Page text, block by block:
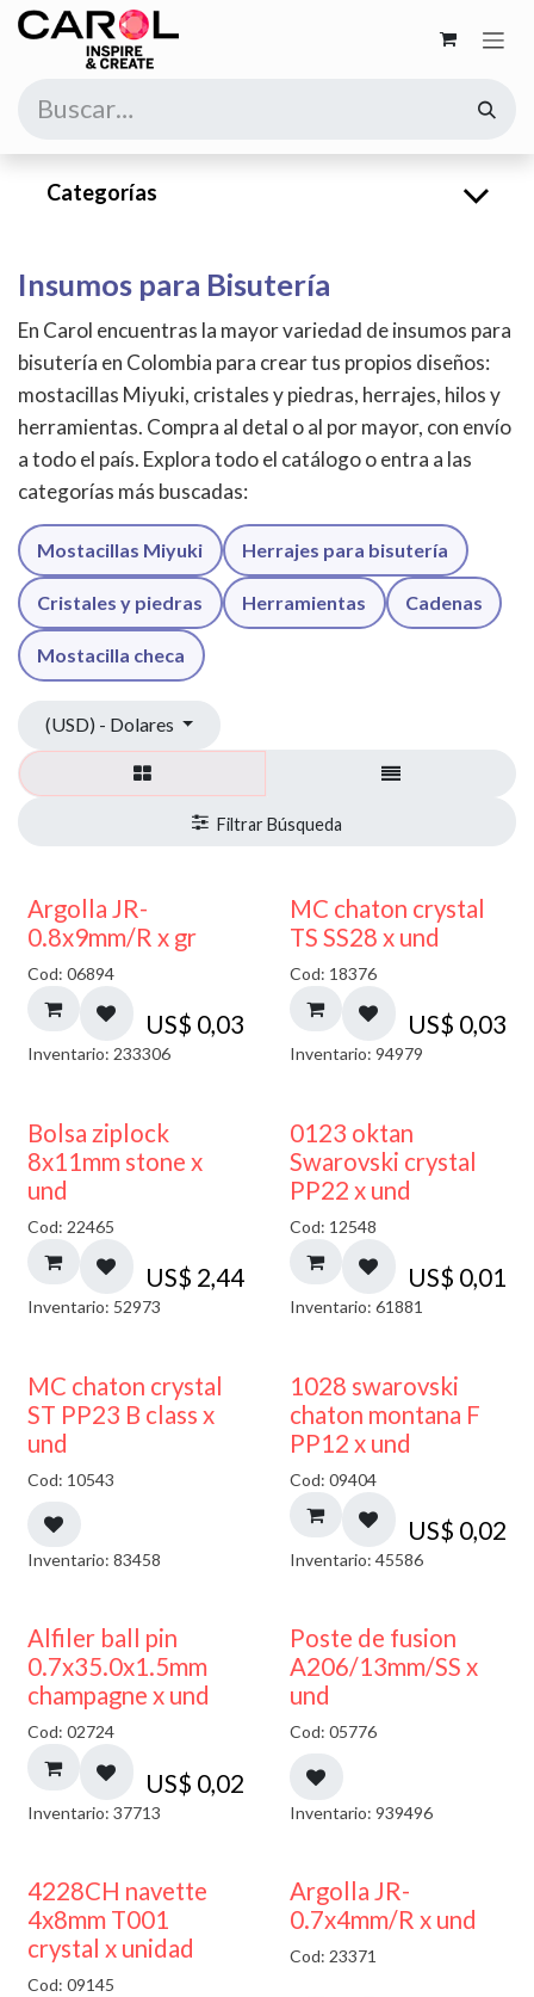
Ir al contenido
Categorías
Insumos para Bisutería
En Carol encuentras la mayor variedad de insumos para
bisutería en Colombia para crear tus propios diseños:
mostacillas Miyuki, cristales y piedras, herrajes, hilos y
herramientas. Compra al detal o al por mayor, con envío
a todo el país. Explora todo el catálogo o entra a las
categorías más buscadas:
Mostacillas Miyuki Herrajes para bisutería
Cristales y piedras Herramientas Cadenas
Mostacilla checa
(USD) - Dolares
Argolla JR-
0.8x9mm/R x gr
Cod: 06894
US$ 0,03
Inventario: 233306
MC chaton crystal
TS SS28 x und
Cod: 18376
US$ 0,03
Inventario: 94979
¡NUEVO!
Bolsa ziplock
8x11mm stone x
und
Cod: 22465
US$ 2,44
Inventario: 52973
0123 oktan
Swarovski crystal
PP22 x und
Cod: 12548
US$ 0,01
Inventario: 61881
MC chaton crystal
ST PP23 B class x
und
Cod: 10543
Inventario: 83458
1028 swarovski
chaton montana F
PP12 x und
Cod: 09404
US$ 0,02
Inventario: 45586
Alfiler ball pin
0.7x35.0x1.5mm
champagne x und
Cod: 02724
US$ 0,02
Inventario: 37713
Poste de fusion
A206/13mm/SS x
und
Cod: 05776
Inventario: 939496
4228CH navette
4x8mm T001
crystal x unidad
Cod: 09145
Argolla JR-
0.7x4mm/R x und
Cod: 23371